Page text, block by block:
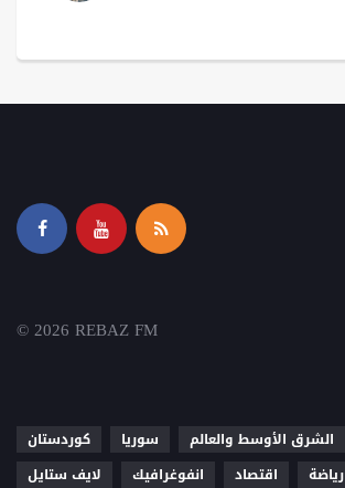
© 2026 REBAZ FM
كوردستان سوريا الشرق الأوسط والعالم
لايف ستايل
انفوغرافيك اقتصاد رياضة